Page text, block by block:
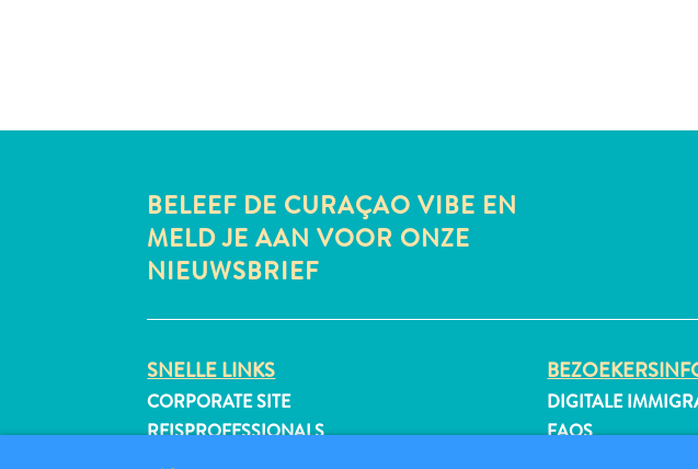
BELEEF DE CURAÇAO VIBE EN
MELD JE AAN VOOR ONZE
NIEUWSBRIEF
SNELLE LINKS
CORPORATE SITE
REISPROFESSIONALS
DIGITALE
FAQS